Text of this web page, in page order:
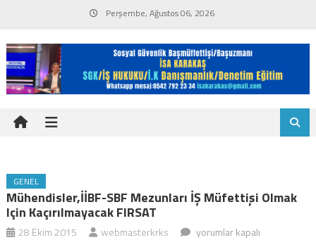
content
Perşembe, Ağustos 06, 2026
GENEL
Mühendisler,İİBF-SBF Mezunları İŞ Müfettişi Olmak
Için Kaçırılmayacak FIRSAT
28 Ekim 2015 webmasterkrks
Mühendisler,İİBF-
yorumlar kapalı